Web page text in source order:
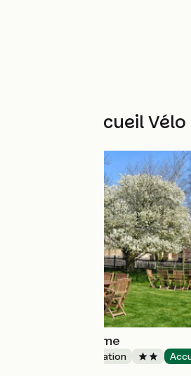
Weitere Accueil
La baie de Somme
Group accommodation